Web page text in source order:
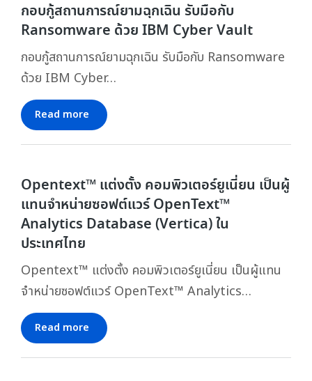
กอบกู้สถานการณ์ยามฉุกเฉิน รับมือกับ
Ransomware ด้วย IBM Cyber Vault
กอบกู้สถานการณ์ยามฉุกเฉิน รับมือกับ Ransomware
ด้วย IBM Cyber…
Read more
Opentext™ แต่งตั้ง คอมพิวเตอร์ยูเนี่ยน เป็นผู้
แทนจำหน่ายซอฟต์แวร์ OpenText™
Analytics Database (Vertica) ใน
ประเทศไทย
Opentext™ แต่งตั้ง คอมพิวเตอร์ยูเนี่ยน เป็นผู้แทน
จำหน่ายซอฟต์แวร์ OpenText™ Analytics…
Read more